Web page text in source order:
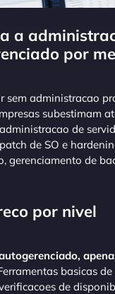
a
por
sem administracao
subestimam
de
de SO e
gerenciamento de
por nivel
basicas
de